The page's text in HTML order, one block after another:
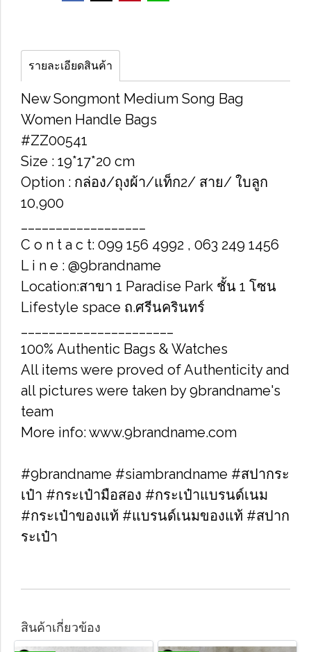
รายละเอียดสินค้า
New Songmont Medium Song Bag
Women Handle Bags
#ZZ00541
Size : 19*17*20 cm
Option : กล่อง/ถุงผ้า/แท็ก2/ สาย/ ใบลูก
10,900
C o n t a c t: 099 156 4992 , 063 249 1456
L i n e : @9brandname
Location:สาขา 1 Paradise Park ชั้น 1 โซน
Lifestyle space ถ.ศรีนครินทร์
100% Authentic Bags & Watches
All items were proved of Authenticity and
all pictures were taken by 9brandname's
team
More info: www.9brandname.com
#9brandname #siambrandname #สปากระ
เป๋า #กระเป๋ามือสอง #กระเป๋าแบรนด์เนม
#กระเป๋าของแท้ #แบรนด์เนมของแท้ #สปาก
ระเป๋า
สินค้าเกี่ยวข้อง